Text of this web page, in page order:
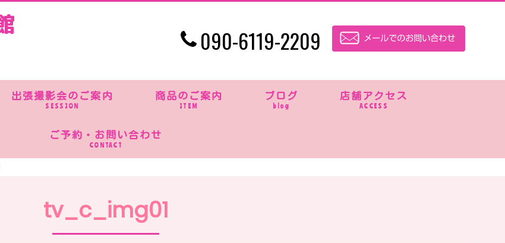
090-6119-2209
出張撮影会のご案内
SESSION
商品のご案内
ITEM
ブログ
blog
店舗アクセス
ACCESS
ご予約・お問い合わせ
CONTACT
tv_c_img01